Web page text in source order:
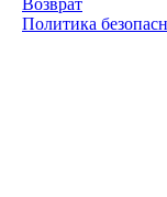
Политика